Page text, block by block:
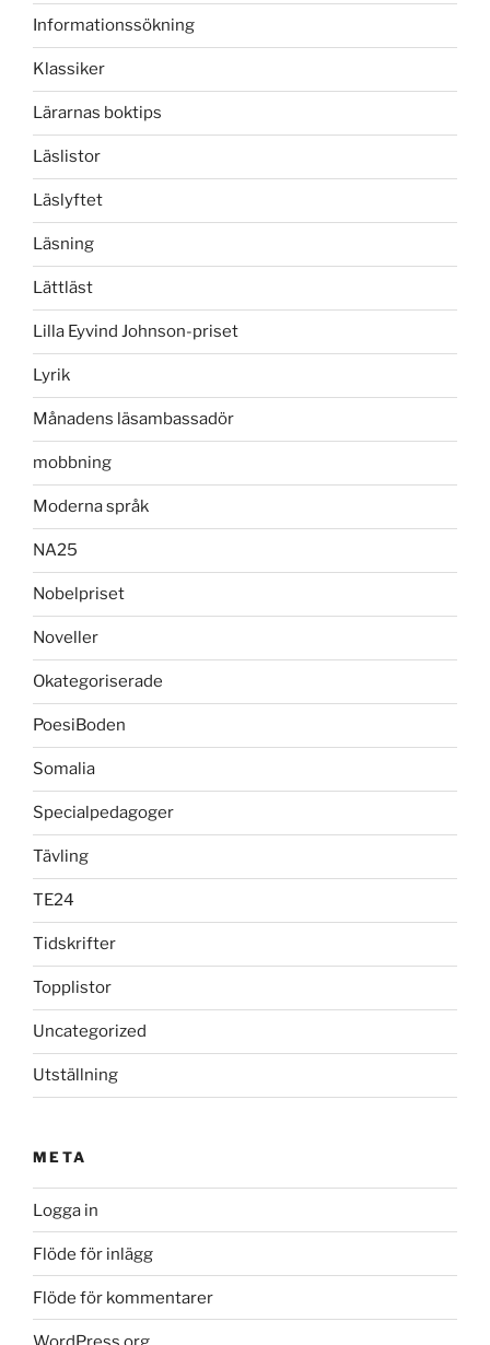
Informationssökning
Klassiker
Lärarnas boktips
Läslistor
Läslyftet
Läsning
Lättläst
Lilla Eyvind Johnson-priset
Lyrik
Månadens läsambassadör
mobbning
Moderna språk
NA25
Nobelpriset
Noveller
Okategoriserade
PoesiBoden
Somalia
Specialpedagoger
Tävling
TE24
Tidskrifter
Topplistor
Uncategorized
Utställning
META
Logga in
Flöde för inlägg
Flöde för kommentarer